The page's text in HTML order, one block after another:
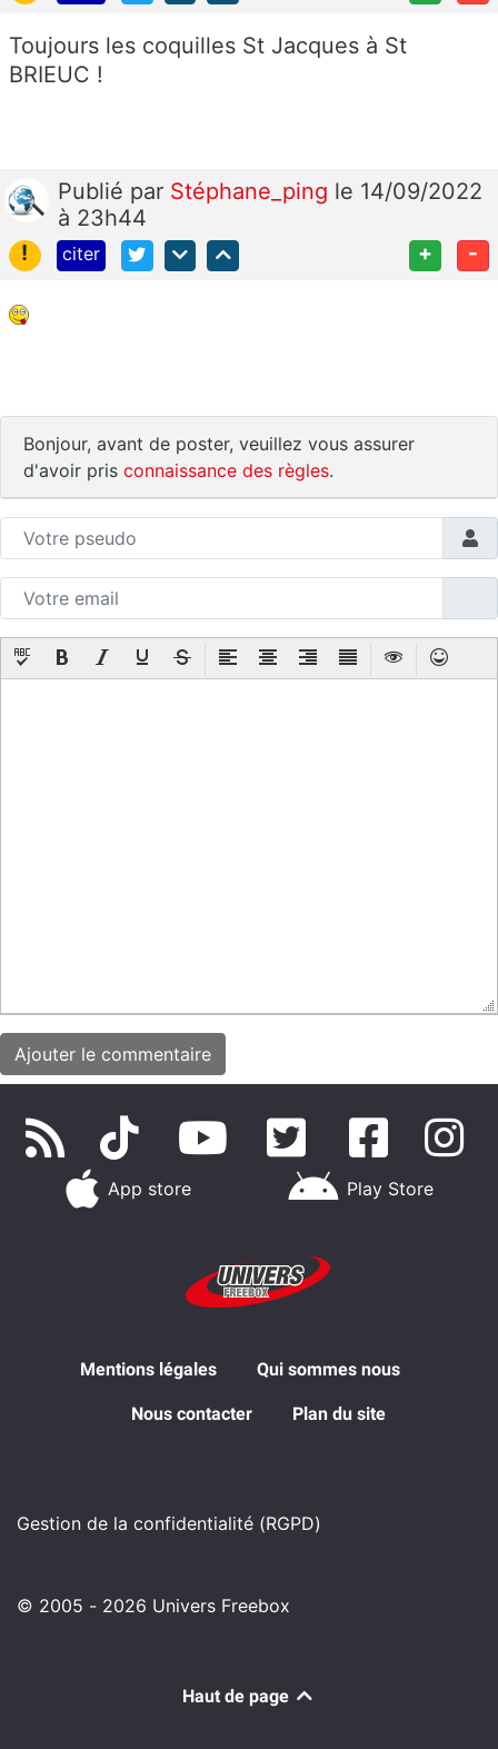
Toujours les coquilles St Jacques à St
BRIEUC !
Publié par Stéphane_ping le 14/09/2022
à 23h44
!
citer + -
Bonjour, avant de poster, veuillez vous assurer
d'avoir pris connaissance des règles.
App store Play Store
Mentions légales Qui sommes nous
Nous contacter Plan du site
Gestion de la confidentialité (RGPD)
© 2005 - 2026 Univers Freebox
Haut de page